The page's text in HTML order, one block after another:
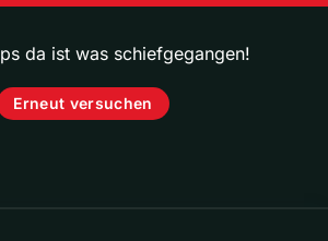
da ist was schiefgegangen!
Erneut versuchen